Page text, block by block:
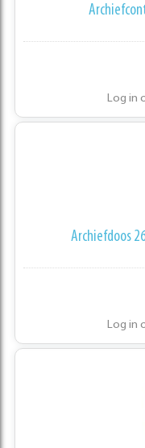
Log in
Archiefdoos
Log in